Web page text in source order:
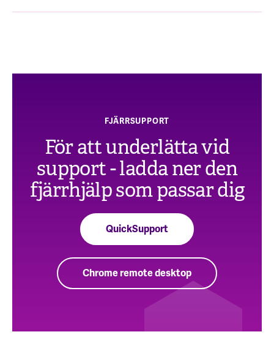
FJÄRRSUPPORT
För att underlätta vid
support - ladda ner den
fjärrhjälp som passar dig
QuickSupport
Chrome remote desktop